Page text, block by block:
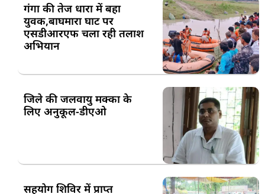
गंगा की तेज धारा में बहा
युवक,बाघमारा घाट पर
एसडीआरएफ चला रही तलाश
अभियान
जिले की जलवायु मक्का के
लिए अनुकूल-डीएओ
सहयोग शिविर में प्राप्त